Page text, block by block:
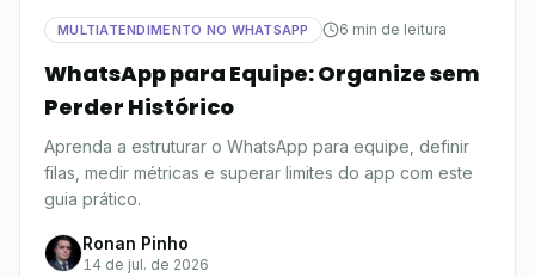
MULTIATENDIMENTO NO WHATSAPP 6 min de leitura
WhatsApp para Equipe: Organize sem
Perder Histórico
Aprenda a estruturar o WhatsApp para equipe, definir
filas, medir métricas e superar limites do app com este
guia prático.
Ronan Pinho
14 de jul. de 2026